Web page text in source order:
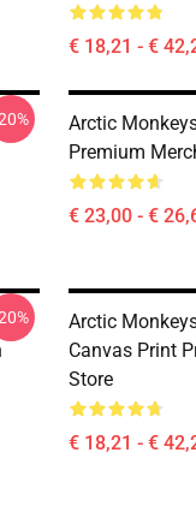
€ 18,21 - €
Arctic
Premium
€ 23,00 - €
Arctic
Canvas Print
Store
€ 18,21 - €